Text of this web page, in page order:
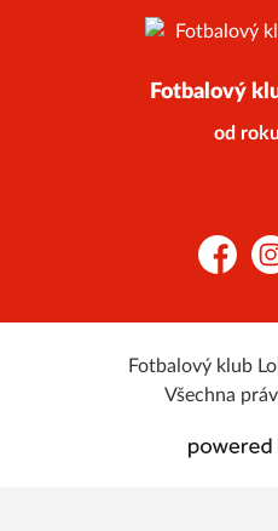
Fotbalový
od
Facebook
Fotbalový klub
Všechna